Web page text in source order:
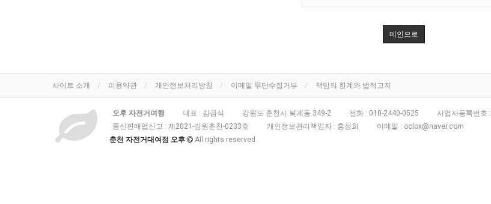
메인으로
사이트 소개 이용약관 개인정보처리방침 이메일 무단수집거부 책임의 한계와 법적고지
오후 자전거여행 대표 : 김금식 강원도 춘천시 퇴계동 349-2 전화 : 010-2440-0525 사업자등록번호 :
통신판매업신고 : 제2021-강원춘천-0233호 개인정보관리책임자 : 홍성희 이메일 : oclox@naver.com
춘천 자전거대여점 오후
All rights reserved.